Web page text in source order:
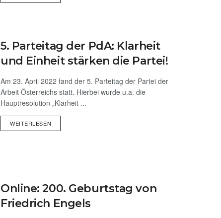
5. Parteitag der PdA: Klarheit
und Einheit stärken die Partei!
Am 23. April 2022 fand der 5. Parteitag der Partei der
Arbeit Österreichs statt. Hierbei wurde u.a. die
Hauptresolution „Klarheit ...
WEITERLESEN
Online: 200. Geburtstag von
Friedrich Engels